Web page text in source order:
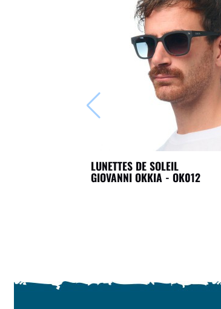
LUNETTES DE SOLEIL
GIOVANNI OKKIA - OK012